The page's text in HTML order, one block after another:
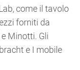
come il tavolo
forniti da
Minotti. Gli
e I mobile